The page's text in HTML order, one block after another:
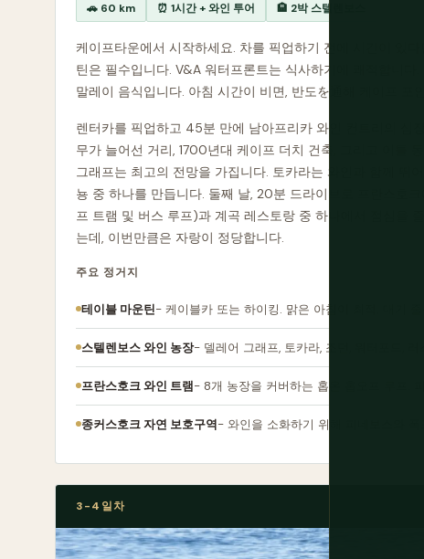
🚗 60 km ⏰ 1시간 + 와인 투어 🏨 2박 스텔렌보스
케이프타운에서 시작하세요. 차를 픽업하기 전에 시간이 있
틴은 필수입니다. V&A 워터프론트는 식사하기에 쾌적합니
말레이 음식입니다. 아침 시간이 비면, 반도を通해 케이프 포
렌터카를 픽업하고 45분 만에 남아프리카 와인 컨트리의 심
무가 늘어선 거리, 1700년대 케이프 더치 건축, 그리고 이틀
그래프는 최고의 전망을 가집니다. 토카라는 와인과 함께 뛰
뇽 중 하나를 만듭니다. 둘째 날, 20분 드라이브로 프란스호
프 트램 및 버스 루프)과 계곡 레스토랑 중 하나에서 점심을
는데, 이번만큼은 자랑이 정당합니다.
주요 정거지
테이블 마운틴- 케이블카 또는 하이킹. 맑은 아침이 최적. 대기 줄
스텔렌보스 와인 농장- 델레어 그래프, 토카라, 조던, 워터포드,
프란스호크 와인 트램- 8개 농장을 커버하는 홉온 홉오프 루프.
종커스호크 자연 보호구역- 와인을 소화하기 위해 피네보스와 폭
3-4일차